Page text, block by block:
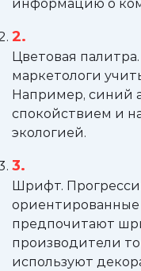
информацию о
Цветовая
маркетологи
Например, синий
спокойствием и
экологией.
Шрифт.
предпочитают
производители
используют